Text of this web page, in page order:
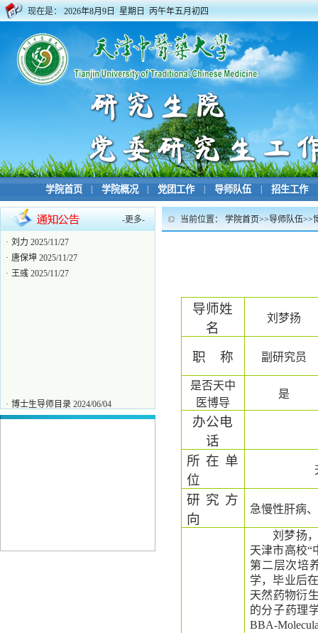
现在是： 2026年8月9日 星期日 丙午年五月初四
学院首页 学院概况 党团工作 导师队伍 招生工作
-更多-
博士生导师目录 2024/06/04
· 刘力 2025/11/27
· 唐保坤 2025/11/27
· 王彧 2025/11/27
· 博士生导师目录 2024/06/04
· 刘力 2025/11/27
当前位置： 学院首页>>导师队伍>>
导师姓
名
刘梦扬
职 称 副研究员
是否天中
医博导
是
办公电
话
所在单
位
研究方
向
急慢性肝病
刘梦扬
天津市高校“
第二层次培
学，毕业后
天然药物衍
的分子药理
BBA-